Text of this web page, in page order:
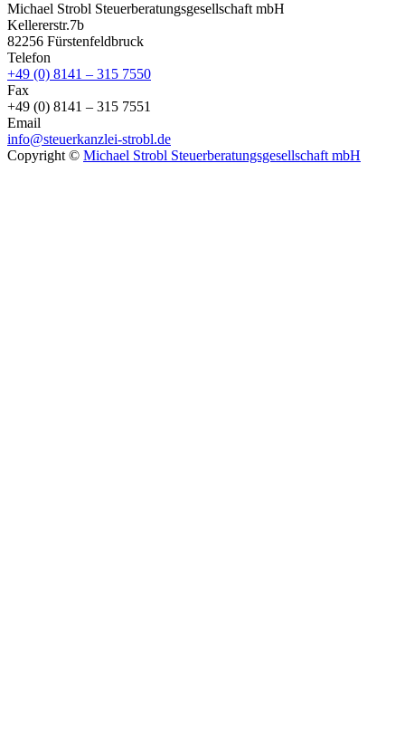
Michael Strobl Steuerberatungsgesellschaft mbH
Kellererstr.7b
82256 Fürstenfeldbruck
Telefon
+49 (0) 8141 – 315 7550
Fax
+49 (0) 8141 – 315 7551
Email
info@steuerkanzlei-strobl.de
Copyright © Michael Strobl Steuerberatungsgesellschaft mbH